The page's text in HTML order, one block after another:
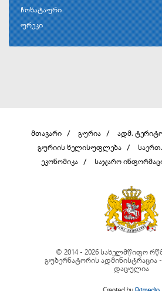
ჩოხატაური
ურეკი
მთავარი გურია
ადმ.
გურიის ხელისუფლება
ეკონომიკა
საჯარო
© 2014 - 2026 სახელმწიფო
გუბერნატორის
დაცულია